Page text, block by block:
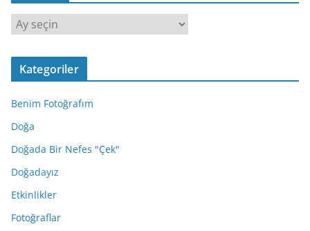
ş
l
e
r
Kategoriler
Benim Fotoğrafım
Doğa
Doğada Bir Nefes "Çek"
Doğadayız
Etkinlikler
Fotoğraflar